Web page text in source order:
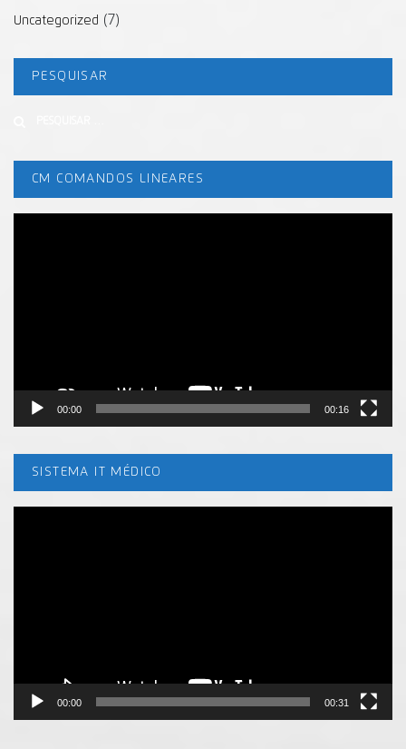
Uncategorized (7)
PESQUISAR
CM COMANDOS LINEARES
00:00 00:16
SISTEMA IT MÉDICO
00:00 00:31